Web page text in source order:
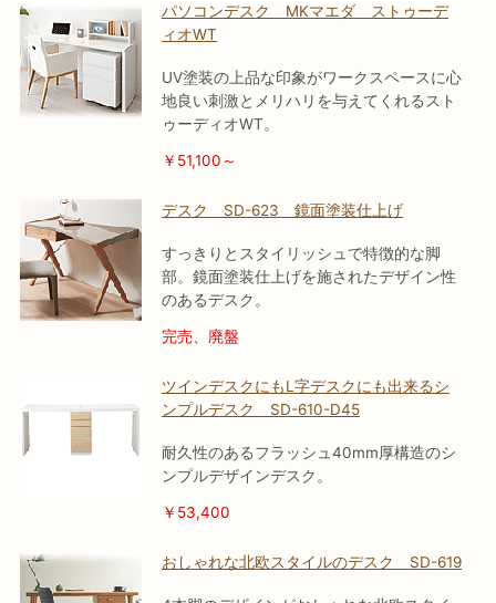
パソコンデスク MKマエダ ストゥーデ
ィオWT
UV塗装の上品な印象がワークスペースに心
地良い刺激とメリハリを与えてくれるスト
ゥーディオWT。
￥51,100～
デスク SD-623 鏡面塗装仕上げ
すっきりとスタイリッシュで特徴的な脚
部。鏡面塗装仕上げを施されたデザイン性
のあるデスク。
完売、廃盤
ツインデスクにもL字デスクにも出来るシ
ンプルデスク SD-610-D45
耐久性のあるフラッシュ40mm厚構造のシ
ンプルデザインデスク。
￥53,400
おしゃれな北欧スタイルのデスク SD-619